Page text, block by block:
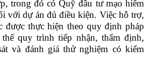
trong đó có Quỹ đầu tư mạo hiểm
với dự án đủ điều kiện. Việc hỗ trợ,
được thực hiện theo quy định pháp
quy trình tiếp nhận, thẩm định,
và đánh giá thử nghiệm có kiểm